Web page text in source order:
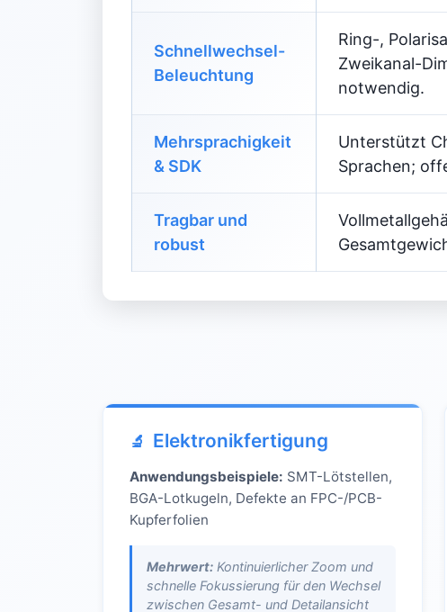
Schnellwechsel-
Beleuchtung
Ring-,
Zweikanal-
notwendig.
Mehrsprachigkeit
& SDK
Unterstützt
Sprachen;
Tragbar und
robust
Elektronikfertigung
Anwendungsbeispiele: SMT-Lötstellen,
BGA-Lotkugeln, Defekte an FPC-/PCB-
Kupferfolien
Mehrwert:Kontinuierlicher Zoom und
schnelle Fokussierung für den Wechsel
zwischen Gesamt- und Detailansicht